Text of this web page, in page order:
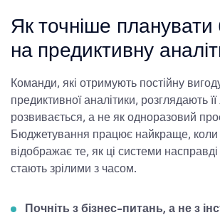
Як точніше
на предиктивну
Команди, які отримують постійну
предиктивної аналітики, розглядають
розвивається, а не як одноразовий
Бюджетування працює найкраще, коли
відображає те, як ці системи
стають зрілими з часом.
Почніть з бізнес-питань, а не з